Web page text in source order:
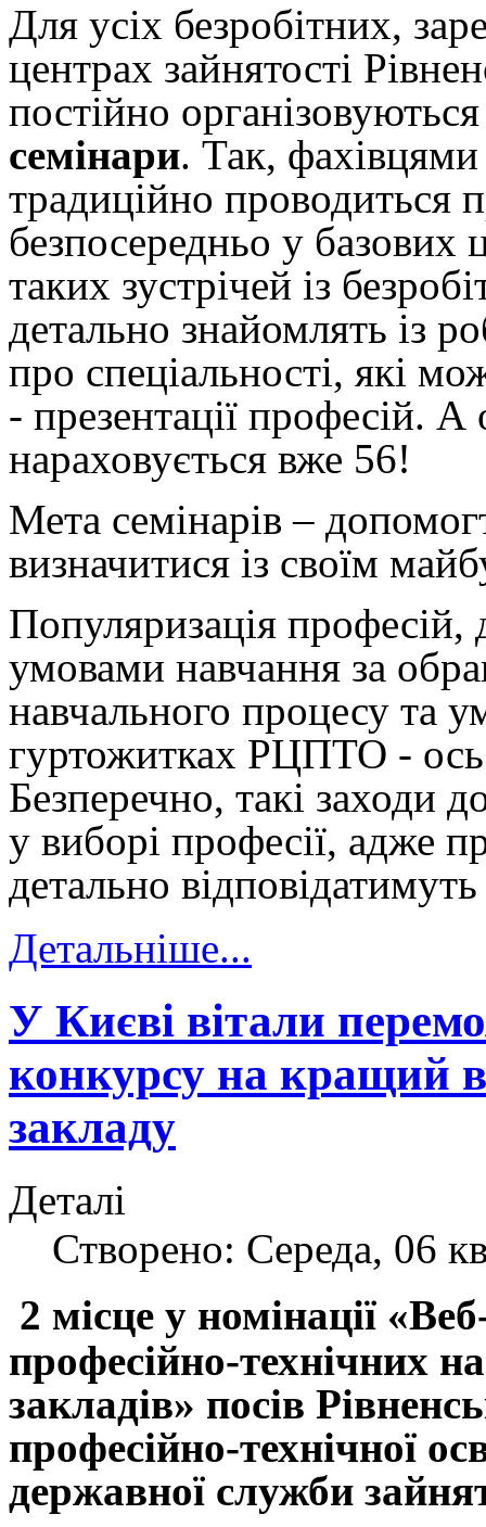
Для усіх безробітних,
центрах зайнятості
постійно
семінари. Так,
традиційно проводиться
безпосередньо у базових
таких зустрічей із
детально знайомлять із
про спеціальності, які
- презентації професій.
нараховується вже 56!
Мета семінарів –
визначитися із своїм
Популяризація професій,
умовами навчання за
навчального процесу та
гуртожитках РЦПТО - ось
Безперечно, такі заходи
у виборі професії, адже
детально
Детальніше...
У Києві вітали
конкурсу на кращий
закладу
Деталі
Створено: Середа, 06
2 місце у номінації
професійно-технічних
закладів» посів
професійно-технічної
державної служби